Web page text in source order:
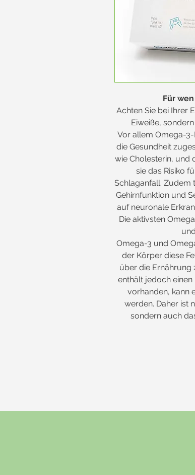
Für
Achten Sie bei Ihrer
Eiweiße,
Vor allem Omega-
die Gesundheit
wie Cholesterin, und
sie das Risiko
Schlaganfall. Zudem
Gehirnfunktion und
auf neuronale
Die aktivsten
Omega-3 und
der Körper diese
über die Ernährung
enthält jedoch
vorhanden, kann
werden. Daher ist
sondern auch